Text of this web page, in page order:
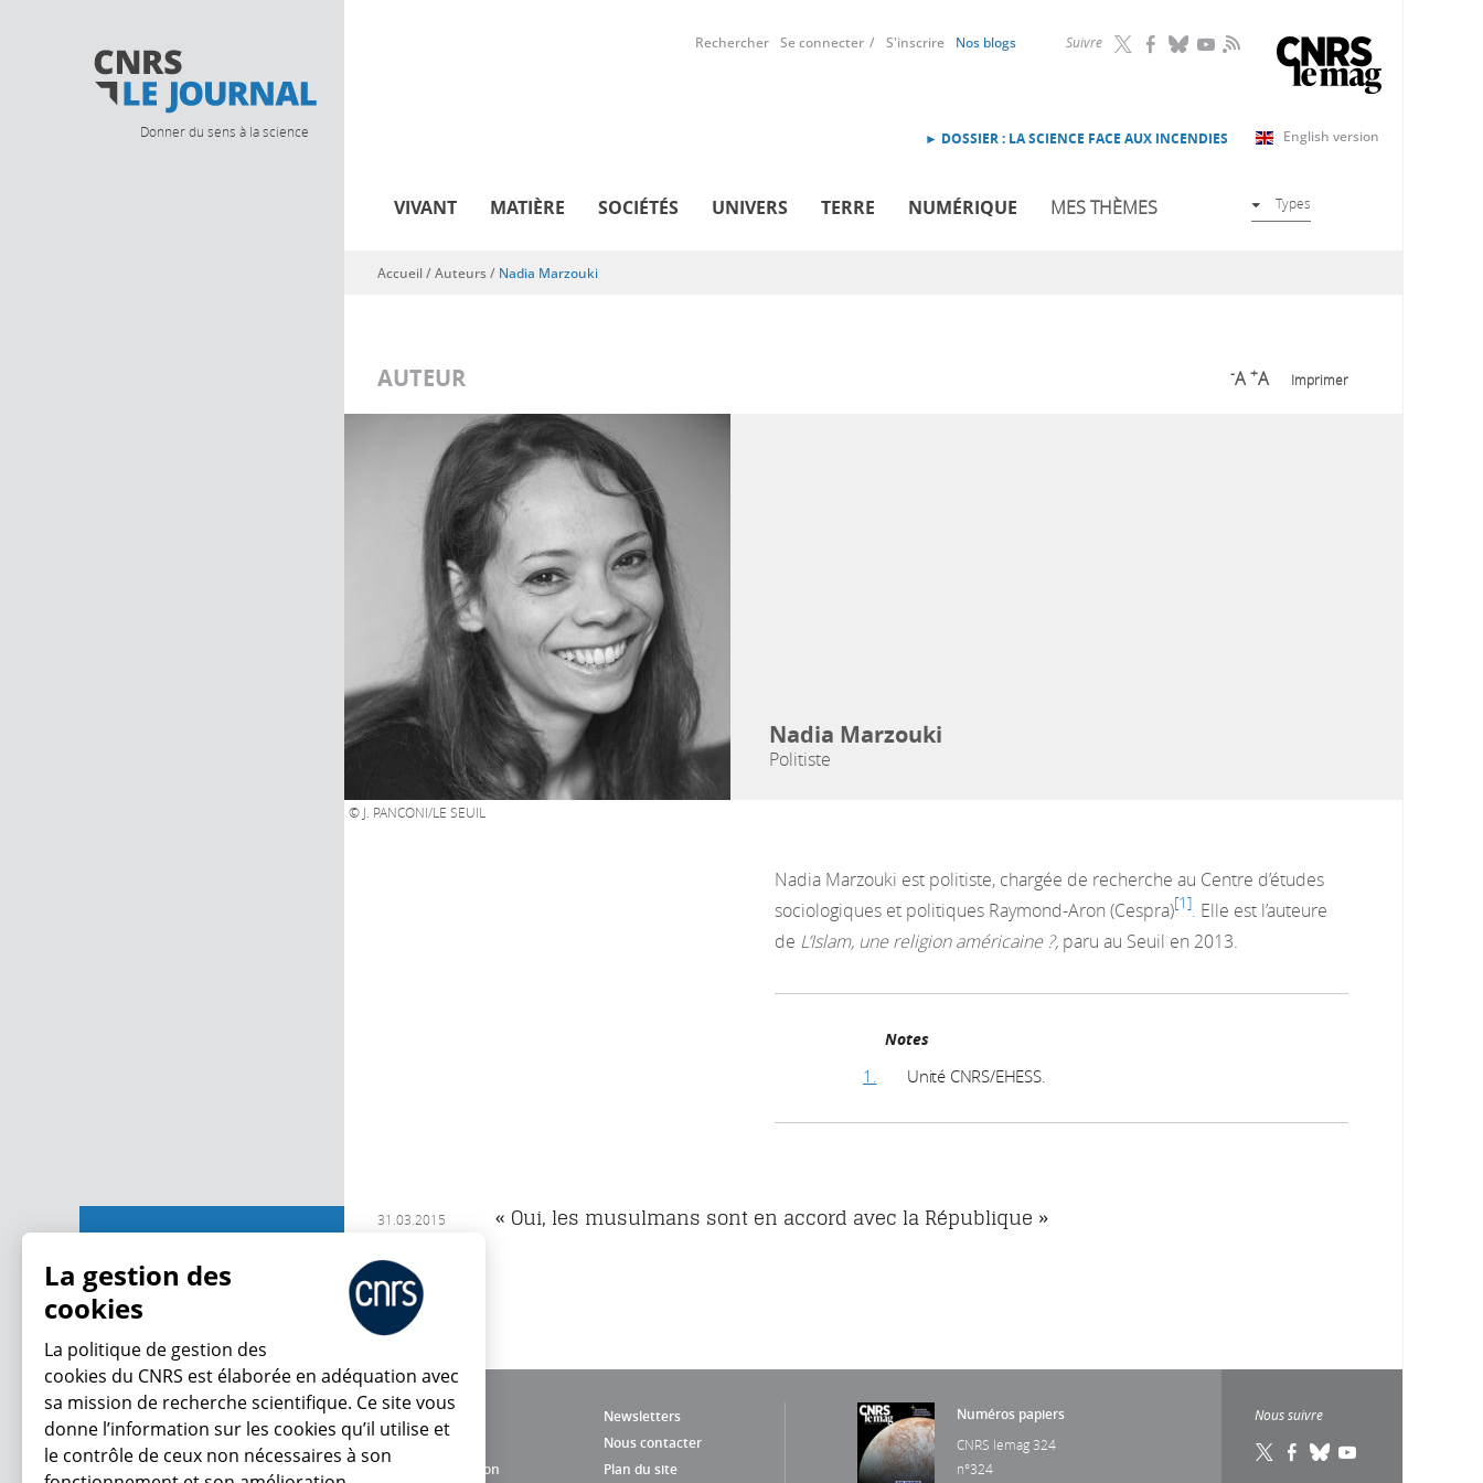
Donner du sens à la science
Suivre RSS
Rechercher Se connecter S'inscrire Nos blogs
English version
► DOSSIER : LA SCIENCE FACE AUX INCENDIES
VIVANT MATIÈRE SOCIÉTÉS UNIVERS TERRE NUMÉRIQUE MES THÈMES Types
Vous êtes ici
Accueil/ Auteurs / Nadia Marzouki
AUTEUR -A +A Imprimer
© J. PANCONI/LE SEUIL
Nadia Marzouki
Politiste
Nadia Marzouki est politiste, chargée de recherche au Centre d’études
sociologiques et politiques Raymond-Aron (Cespra) 1 . Elle est l’auteure
de L’Islam, une religion américaine ?, paru au Seuil en 2013.
Notes
1. Unité CNRS/EHESS.
31.03.2015 « Oui, les musulmans sont en accord avec la République »
Newsletters
Nous contacter
Charte d'utilisation
Plan du site
Numéros papiers
CNRS lemag 324
n°324
Nous suivre
La gestion des
cookies
La politique de gestion des
cookies du CNRS est élaborée en adéquation avec
sa mission de recherche scientifique. Ce site vous
donne l’information sur les cookies qu’il utilise et
le contrôle de ceux non nécessaires à son